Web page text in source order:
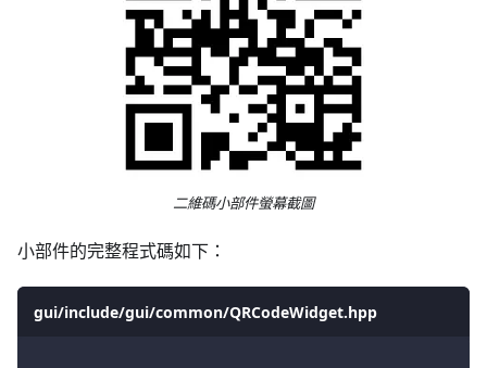
二維碼小部件螢幕截圖
小部件的完整程式碼如下：
gui/include/gui/common/QRCodeWidget.hpp